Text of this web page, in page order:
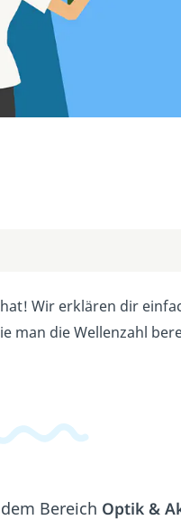
Wir erklären dir
man die Wellenzahl
Bereich Optik &